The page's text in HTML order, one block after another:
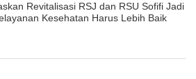
Revitalisasi RSJ dan RSU Sofifi Jadi
Kesehatan Harus Lebih Baik